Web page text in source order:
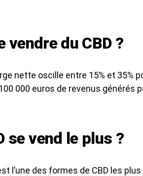
vendre du CBD ?
nette oscille entre 15% et 35%
000 euros de revenus générés
se vend le plus ?
est l’une des formes de CBD les